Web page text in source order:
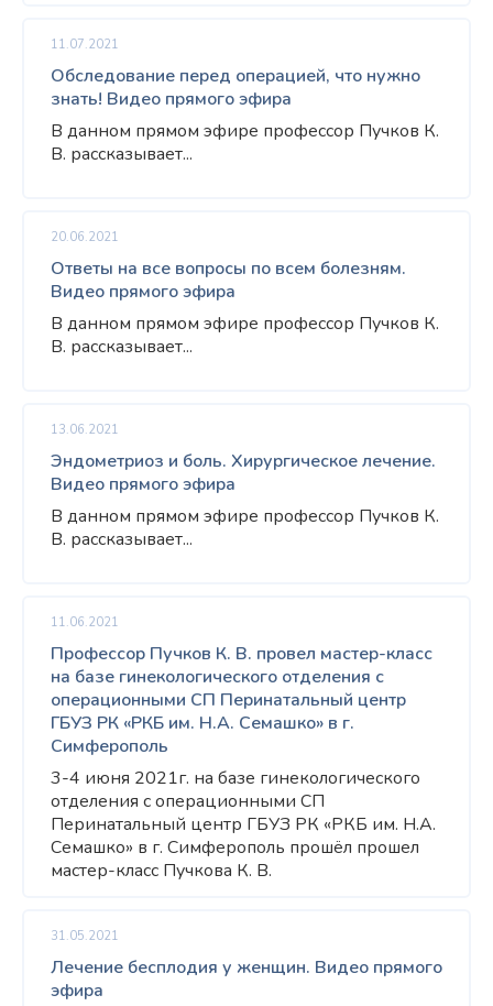
11.07.2021
Обследование перед операцией, что нужно
знать! Видео прямого эфира
В данном прямом эфире профессор Пучков К.
В. рассказывает...
20.06.2021
Ответы на все вопросы по всем болезням.
Видео прямого эфира
В данном прямом эфире профессор Пучков К.
В. рассказывает...
13.06.2021
Эндометриоз и боль. Хирургическое лечение.
Видео прямого эфира
В данном прямом эфире профессор Пучков К.
В. рассказывает...
11.06.2021
Профессор Пучков К. В. провел мастер-класс
на базе гинекологического отделения с
операционными СП Перинатальный центр
ГБУЗ РК «РКБ им. Н.А. Семашко» в г.
Симферополь
3-4 июня 2021г. на базе гинекологического
отделения с операционными СП
Перинатальный центр ГБУЗ РК «РКБ им. Н.А.
Семашко» в г. Симферополь прошёл прошел
мастер-класс Пучкова К. В.
31.05.2021
Лечение бесплодия у женщин. Видео прямого
эфира